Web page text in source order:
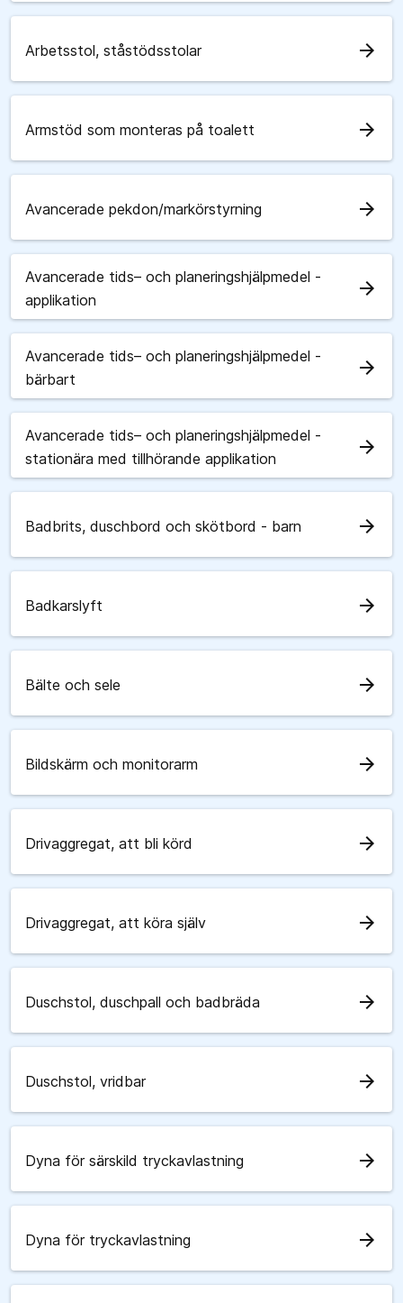
Arbetsstol, ståstödsstolar arrow_forward
Armstöd som monteras på toalett arrow_forward
Avancerade pekdon/markörstyrning arrow_forward
Avancerade tids– och planeringshjälpmedel -
applikation
arrow_forward
Avancerade tids– och planeringshjälpmedel -
bärbart
arrow_forward
Avancerade tids– och planeringshjälpmedel -
stationära med tillhörande applikation
arrow_forward
Badbrits, duschbord och skötbord - barn arrow_forward
Badkarslyft arrow_forward
Bälte och sele arrow_forward
Bildskärm och monitorarm arrow_forward
Drivaggregat, att bli körd arrow_forward
Drivaggregat, att köra själv arrow_forward
Duschstol, duschpall och badbräda arrow_forward
Duschstol, vridbar arrow_forward
Dyna för särskild tryckavlastning arrow_forward
Dyna för tryckavlastning arrow_forward